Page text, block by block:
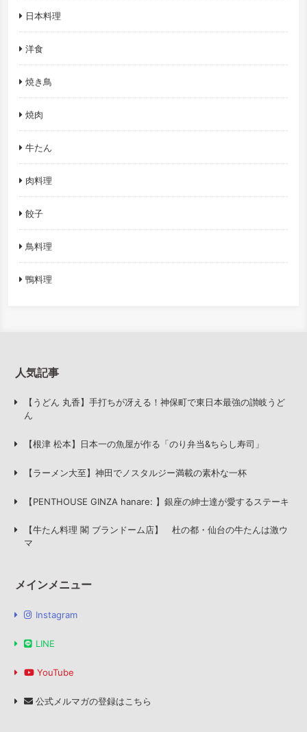
日本料理
洋食
焼き鳥
焼肉
牛たん
肉料理
餃子
鳥料理
鴨料理
人気記事
【うどん 丸香】手打ちが冴える！神保町で東日本最強の讃岐うど
ん
【根津 松本】日本一の魚屋が作る「のり弁当&ちらし寿司」
【ラーメン大至】神田でノスタルジー満載の素朴な一杯
【PENTHOUSE GINZA hanare: 】銀座の紳士達が愛するステーキ
【牛たん料理 閣 ブランドーム店】 杜の都・仙台の牛たんは激ウ
マ
メインメニュー
Instagram
LINE
YouTube
公式メルマガの登録はこちら